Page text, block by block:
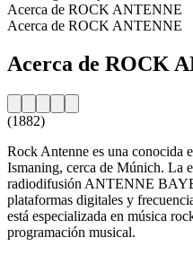
Acerca de ROCK ANTENNE
Acerca de ROCK ANTENNE
Acerca de ROCK
(1882)
Rock Antenne es una conocida
Ismaning, cerca de Múnich. La
radiodifusión ANTENNE
plataformas digitales y
está especializada en música
programación musical.